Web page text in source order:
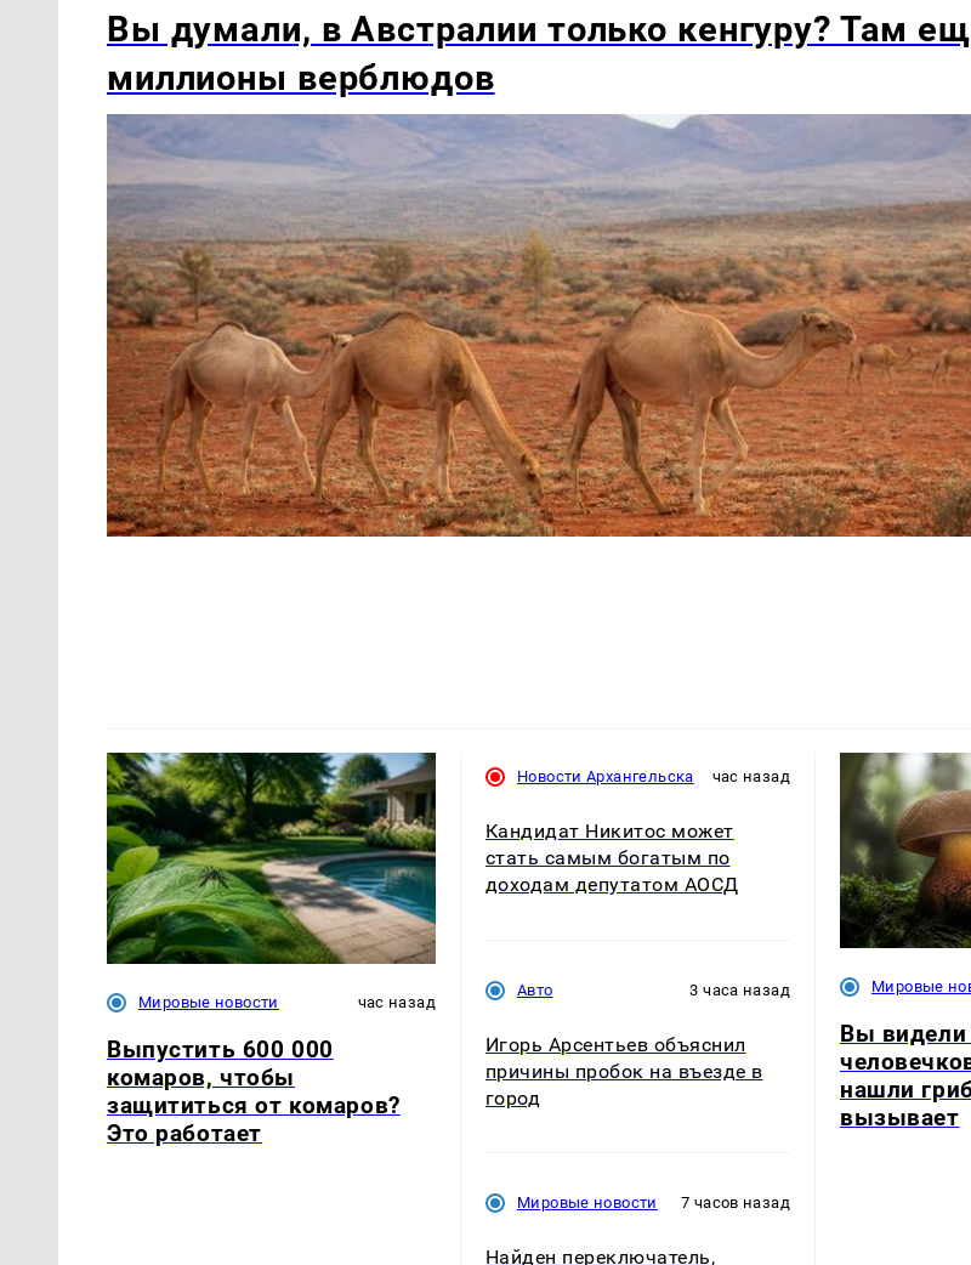
Вы думали, в Австралии только кенгуру? Там
миллионы верблюдов
Мировые новости час назад
Выпустить 600 000
комаров, чтобы
защититься от комаров?
Это работает
Новости Архангельска час назад
Кандидат Никитос может
стать самым богатым по
доходам депутатом АОСД
Авто 3 часа назад
Игорь Арсентьев объяснил
причины пробок на въезде в
город
Мировые новости 7 часов назад
Найден переключатель,
Мировые
Вы видели
нашли
вызывает